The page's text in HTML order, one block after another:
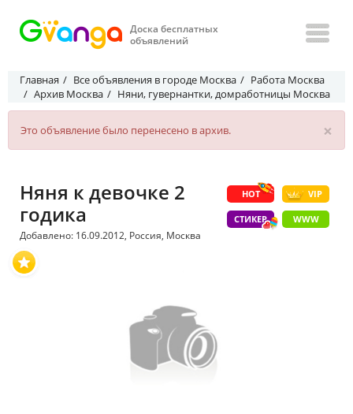
Доска бесплатных
объявлений
Главная Все объявления в городе Москва
Работа Москва
Архив Москва
Няни, гувернантки, домработницы Москва
×
Это объявление было перенесено в архив.
HOT VIP
СТИКЕР WWW
Няня к девочке 2
годика
Добавлено: 16.09.2012, Россия, Москва